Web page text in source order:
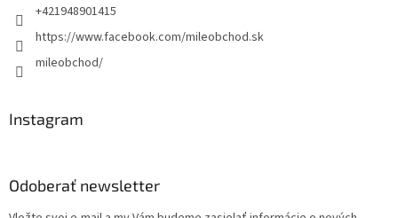
+421948901415
https://www.facebook.com/mileobchod.sk
mileobchod/
Instagram
Odoberať newsletter